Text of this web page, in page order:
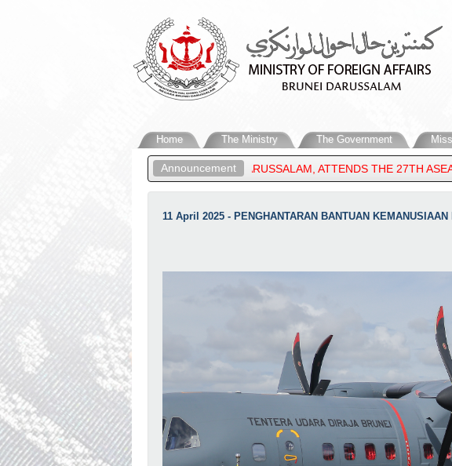
Home The Ministry The Government
Announcement
AFFAIRS OF BRUNEI DARUSSALAM, ATTENDS THE 27TH ASEAN PLUS
IN THE MIDDLE EAST
11 April 2025 - PENGHANTARAN BANTUAN